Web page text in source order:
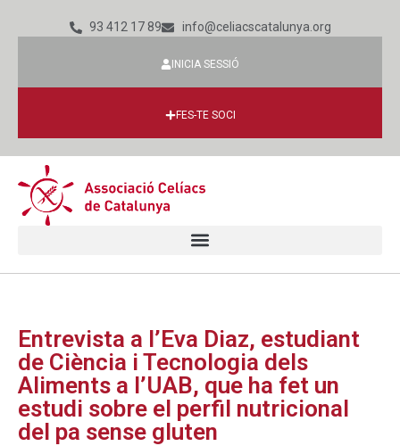
93 412 17 89 info@celiacscatalunya.org
INICIA SESSIÓ
FES-TE SOCI
Entrevista a l’Eva Diaz, estudiant
de Ciència i Tecnologia dels
Aliments a l’UAB, que ha fet un
estudi sobre el perfil nutricional
del pa sense gluten